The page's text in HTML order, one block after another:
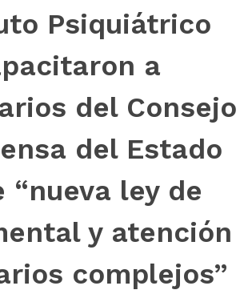
Psiquiátrico
a
del Consejo
del Estado
“nueva ley de
y atención
complejos”